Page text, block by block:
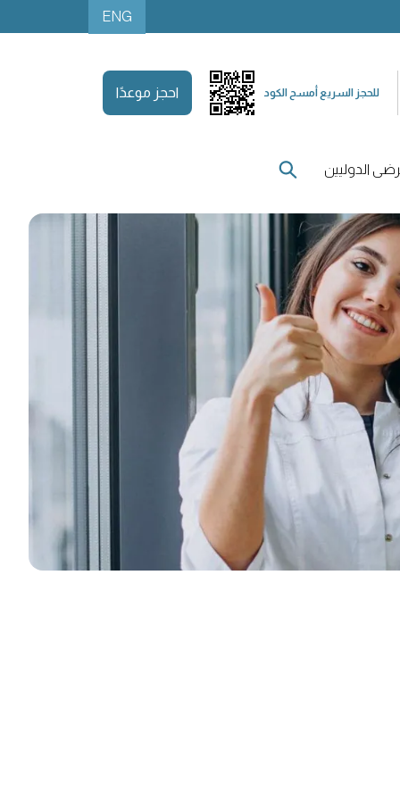
ENG
للحجز السريع أمسح الكود احجز موعدًا
الدوليين